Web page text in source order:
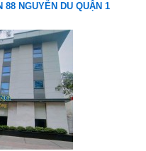
88 NGUYỄN DU QUẬN 1